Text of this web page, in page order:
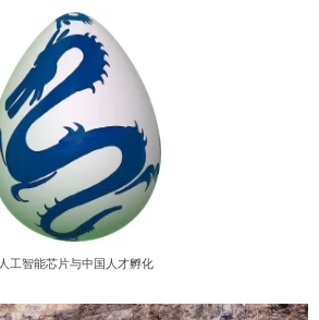
人工智能芯片与中国人才孵化